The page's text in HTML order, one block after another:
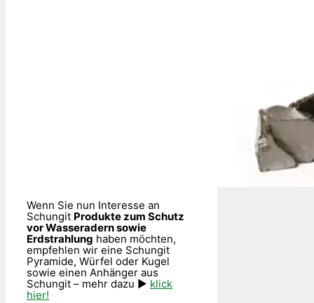
Wenn Sie nun Interesse an
Schungit Produkte zum Schutz
vor Wasseradern sowie
Erdstrahlung haben möchten,
empfehlen wir eine Schungit
Pyramide, Würfel oder Kugel
sowie einen Anhänger aus
Schungit – mehr dazu ► klick
hier!